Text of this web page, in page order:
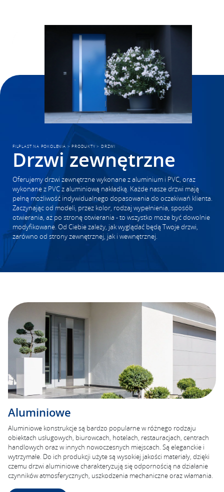
FILPLAST NA POKOLENIA >PRODUKTY >DRZWI
Drzwi zewnętrzne
Oferujemy drzwi zewnętrzne wykonane z aluminium i PVC, oraz
wykonane z PVC z aluminiową nakładką. Każde nasze drzwi mają
pełną możliwość indywidualnego dopasowania do oczekiwań klienta.
Zaczynając od modeli, przez kolor, rodzaj wypełnienia, sposób
otwierania, aż po stronę otwierania - to wszystko może być dowolnie
modyfikowane. Od Ciebie zależy, jak wyglądać będą Twoje drzwi,
zarówno od strony zewnętrznej, jak i wewnętrznej.
Aluminiowe
Aluminiowe konstrukcje są bardzo popularne w różnego rodzaju
obiektach usługowych, biurowcach, hotelach, restauracjach, centrach
handlowych oraz w innych nowoczesnych miejscach. Są eleganckie i
wytrzymałe. Do ich produkcji użyte są wysokiej jakości materiały, dzięki
czemu drzwi aluminiowe charakteryzują się odpornością na działanie
czynników atmosferycznych, uszkodzenia mechaniczne oraz włamania.